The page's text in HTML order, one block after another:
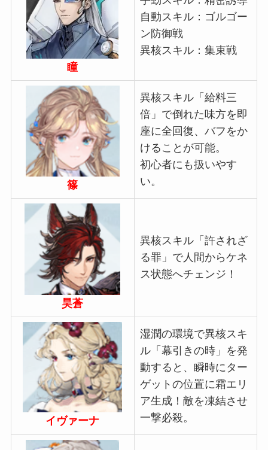
瞳
自動スキル：ゴルゴー
ン防御戦
異核スキル：集束戦
篠
異核スキル「給料三
倍」で倒れた味方を即
座に全回復、バフをか
けることが可能。
初心者にも扱いやす
い。
昊蒼
異核スキル「許されざ
る罪」で人間からケネ
ス状態へチェンジ！
イヴァーナ
湿潤の環境で異核スキ
ル「幕引きの時」を発
動すると、瞬時にター
ゲットの位置に霜エリ
ア生成！敵を凍結させ
一撃必殺。